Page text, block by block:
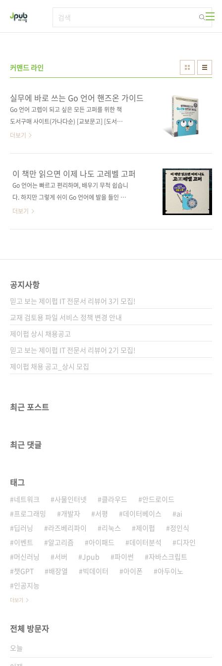
커맨드 라인
실무에 바로 쓰는 Go 언어 핸즈온 가이드
Go 언어 고렙이 되고 싶은 모든 고퍼를 위한 책
도서구매 사이트(가나다순) [교보문고] [도서11
번가] [알라딘] [예스이십사] [인터파크] [쿠팡]
제이펍 저작권사 Wiley 원서명 Practical Go:
Building Scalable Network and Non-
Network Applications (9781119773818)
부제 Go 언어의 개념, 기능, 패턴부터 커맨드 라
인, HTTP, gRPC 애플리케이션 개발까지 지은
더보기
이 책만 읽으면 이제 나도 고레벨 고퍼
Go 언어는 빠르고 편리하며, 배우기 무척 쉽습니
다. 하지만 그렇게 쉬이 Go 언어에 발을 들인 고
퍼에게는 난관이 기다리고 있습니다. 실무에 자
온 가이드를 준비했습니다. 다양한 범주의 애플
하는데, 특히 커맨드 라인 애플리케이션, HTTP
애플리케이션, gRPC 애플리케이션에 초점을 맞
춥니다. 생각처럼 무시무시하지만은 않은 고랭
던전 상용 시스템이 잘 갖추어야 할 요건임에도
실제 구현하자면 고민스러웠던 부분을 시원하게
팍팍 긁어줄 겁니..
더보기
공지사항
믿고 보는 제이펍 IT 전문서 리뷰어 3기 모집!
교재 검토용 파일 서비스 정책 변경 안내
제이펍 상시 채용공고
믿고 보는 제이펍 IT 전문서 리뷰어 2기 모집!
제이펍 채용 공고_상시 모집
최근 포스트
최근 댓글
태그
네트워크 사물인터넷 클라우드
안드로이드
프로그래밍
개발자 서평 데이터베이스
ai
딥러닝
라즈베리파이 리눅스 제이펍
정인식
이벤트
알고리즘 아이패드 데이터분석
디자인
머신러닝
서버 Jpub 파이썬
자바스크립트
챗GPT
배장열 빅데이터 아이폰
아두이노
인공지능
더보기
전체 방문자
오늘